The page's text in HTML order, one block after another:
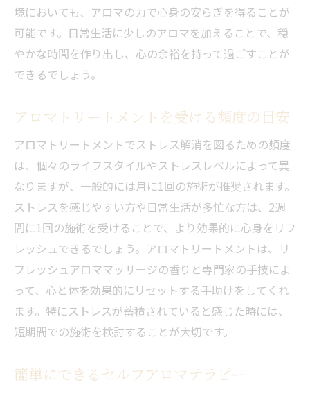
境においても、アロマの力で心身の安らぎを得ることが
可能です。日常生活に少しのアロマを加えることで、穏
やかな時間を作り出し、心の余裕を持って過ごすことが
できるでしょう。
アロマトリートメントを受ける頻度の目安
アロマトリートメントでストレス解消を図るための頻度
は、個々のライフスタイルやストレスレベルによって異
なりますが、一般的には月に1回の施術が推奨されます。
ストレスを感じやすい方や日常生活が多忙な方は、2週
間に1回の施術を受けることで、より効果的に心身をリフ
レッシュできるでしょう。アロマトリートメントは、リ
フレッシュアロママッサージの香りと専門家の手技によ
って、心と体を効果的にリセットする手助けをしてくれ
ます。特にストレスが蓄積されていると感じた時には、
短期間での施術を検討することが大切です。
簡単にできるセルフアロマテラピー